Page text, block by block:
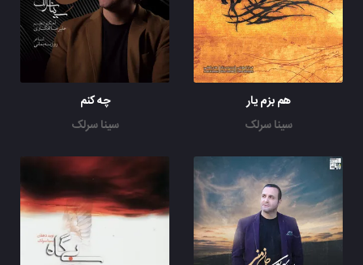
هم بزم یار
سینا سرلک
چه کنم
سینا سرلک